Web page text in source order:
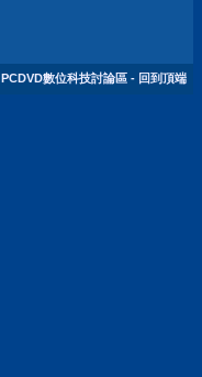
PCDVD數位科技討論區 - 回到頂端